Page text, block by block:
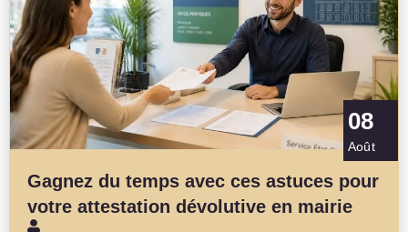
08
Août
Gagnez du temps avec ces astuces pour
votre attestation dévolutive en mairie